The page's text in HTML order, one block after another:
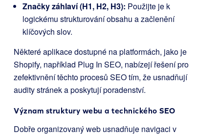
Značky záhlaví (H1, H2, H3): Použijte je k
logickému strukturování obsahu a začlenění
klíčových slov.
Některé aplikace dostupné na platformách, jako je
Shopify, například Plug In SEO, nabízejí řešení pro
zefektivnění těchto procesů SEO tím, že usnadňují
audity stránek a poskytují poradenství.
Význam struktury webu a technického SEO
Dobře organizovaný web usnadňuje navigaci v